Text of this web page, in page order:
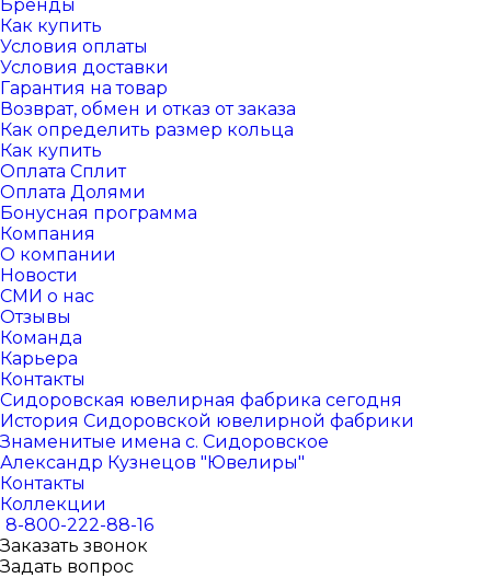
Бренды
Как купить
Условия оплаты
Условия доставки
Гарантия на товар
Возврат, обмен и отказ от заказа
Как определить размер кольца
Как купить
Оплата Сплит
Оплата Долями
Бонусная программа
Компания
О компании
Новости
СМИ о нас
Отзывы
Команда
Карьера
Контакты
Сидоровская ювелирная фабрика сегодня
История Сидоровской ювелирной фабрики
Знаменитые имена с. Сидоровское
Александр Кузнецов "Ювелиры"
Контакты
Коллекции
8-800-222-88-16
Заказать звонок
Задать вопрос